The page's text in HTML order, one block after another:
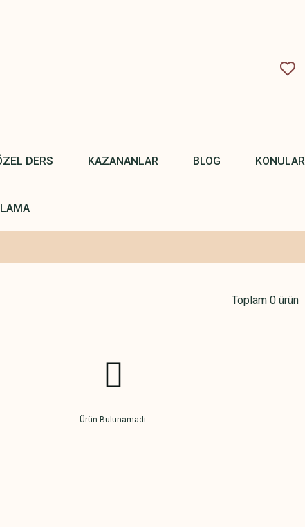
DERS KAZANANLAR BLOG KONULAR
Toplam 0 ürün
Ürün Bulunamadı.